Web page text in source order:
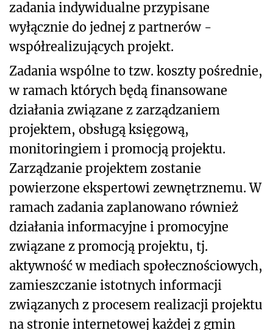
zadania indywidualne przypisane
wyłącznie do jednej z partnerów -
współrealizujących projekt.
Zadania wspólne to tzw. koszty pośrednie,
w ramach których będą finansowane
działania związane z zarządzaniem
projektem, obsługą księgową,
monitoringiem i promocją projektu.
Zarządzanie projektem zostanie
powierzone ekspertowi zewnętrznemu. W
ramach zadania zaplanowano również
działania informacyjne i promocyjne
związane z promocją projektu, tj.
aktywność w mediach społecznościowych,
zamieszczanie istotnych informacji
związanych z procesem realizacji projektu
na stronie internetowej każdej z gmin